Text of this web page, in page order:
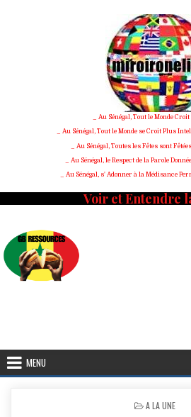
_ Au Sénégal, Tout le Monde
_ Au Sénégal, Tout le Monde se Croit Plus
_ Au Sénégal, Toutes les Fêtes sont
_ Au Sénégal, le Respect de la Parole
_ Au Sénégal, s' Adonner à la Médisance
Voir et Entendre
MENU
POSTED
A LA UNE